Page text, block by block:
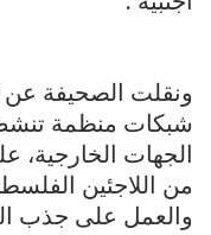
ونقلت الصحيفة
شبكات منظمة
الجهات الخارجية،
من اللاجئين
والعمل على جذب